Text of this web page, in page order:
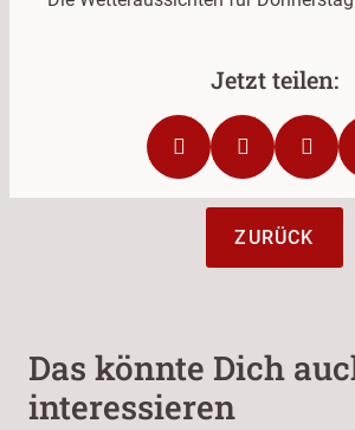
ZURÜCK
Das könnte Dich
interessieren